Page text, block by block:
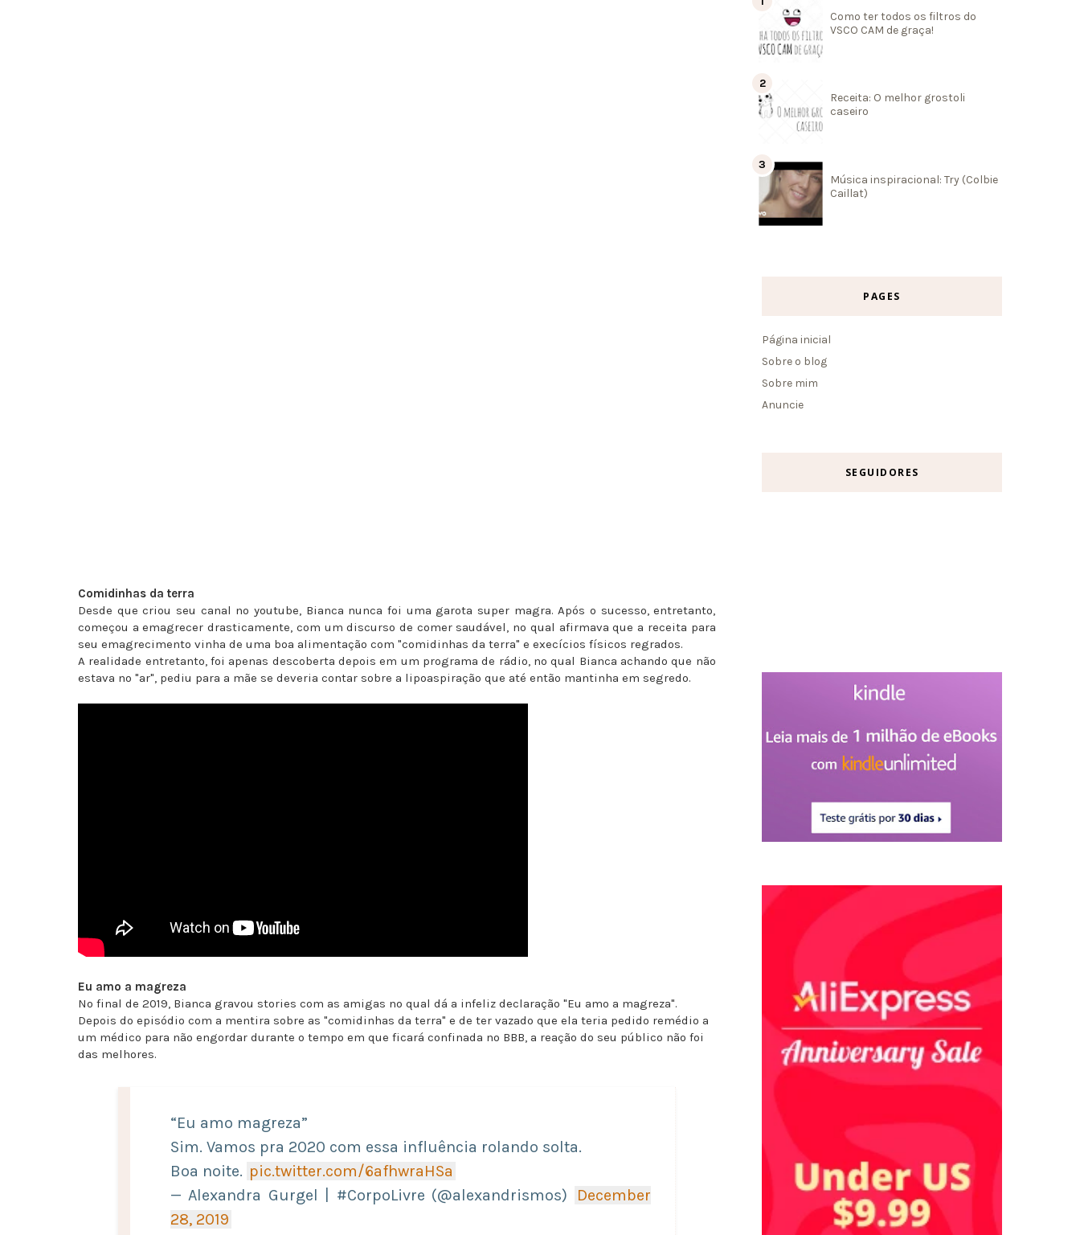
Comidinhas da terra
Desde que criou seu canal no youtube, Bianca nunca foi uma garota super magra. Após o sucesso, entretanto,
começou a emagrecer drasticamente, com um discurso de comer saudável, no qual afirmava que a receita para
seu emagrecimento vinha de uma boa alimentação com "comidinhas da terra" e execícios físicos regrados.
A realidade entretanto, foi apenas descoberta depois em um programa de rádio, no qual Bianca achando que não
estava no "ar", pediu para a mãe se deveria contar sobre a lipoaspiração que até então mantinha em segredo.
Eu amo a magreza
No final de 2019, Bianca gravou stories com as amigas no qual dá a infeliz declaração "Eu amo a magreza".
Depois do episódio com a mentira sobre as "comidinhas da terra" e de ter vazado que ela teria pedido remédio a
um médico para não engordar durante o tempo em que ficará confinada no BBB, a reação do seu público não foi
das melhores.
“Eu amo magreza”
Sim. Vamos pra 2020 com essa influência rolando solta.
Boa noite. pic.twitter.com/6afhwraHSa
— Alexandra Gurgel | #CorpoLivre (@alexandrismos)
December
28, 2019
Como ter todos os filtros do
VSCO CAM de graça!
Receita: O melhor grostoli
caseiro
Música inspiracional: Try (Colbie
Caillat)
PAGES
Página inicial
Sobre o blog
Sobre mim
Anuncie
SEGUIDORES